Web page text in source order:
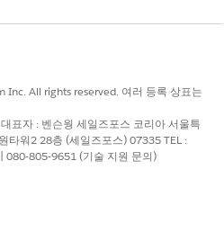
계획 항목을 볼 수 있습니다.
문제를 해결했습니까?
견을 보내주세요.
아니요
All rights reserved. 여러 등록 상표는
표자 : 벤슨웡 세일즈포스 코리아 서울특
타워2 28층 (세일즈포스) 07335 TEL :
080-805-9651 (기술 지원 문의)